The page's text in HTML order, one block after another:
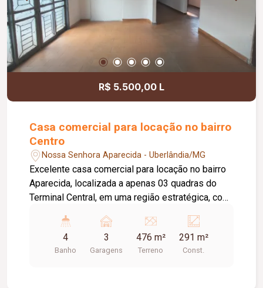
ACM; Esquadrias automatizadas; Fachada
contemporânea com ripado em esquadria; Boiler
de 600 litros com sistema de aquecimento solar;
Localização privilegiada na avenida principal do
condomínio, com vista para o paisagismo central.
Informações complementares: Previsão de
conclusão da obra: outubro de 2026.
R$ 5.500,00 L
Casa comercial para locação no bairro
Centro
Nossa Senhora Aparecida - Uberlândia/MG
Excelente casa comercial para locação no bairro
Aparecida, localizada a apenas 03 quadras do
Terminal Central, em uma região estratégica, com
conta com 03 vagas de estacionamento recuado,
energia bifásica, ampla recepção climatizada
com ar-condicionado e possibilidade de
4
Banho
3
Garagens
476 m²
Terreno
291 m²
Const.